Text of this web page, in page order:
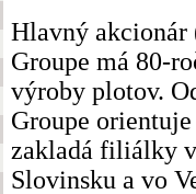
Hlavný
Groupe má 80-
výroby plotov.
Groupe
zakladá filiálky
Slovinsku a vo